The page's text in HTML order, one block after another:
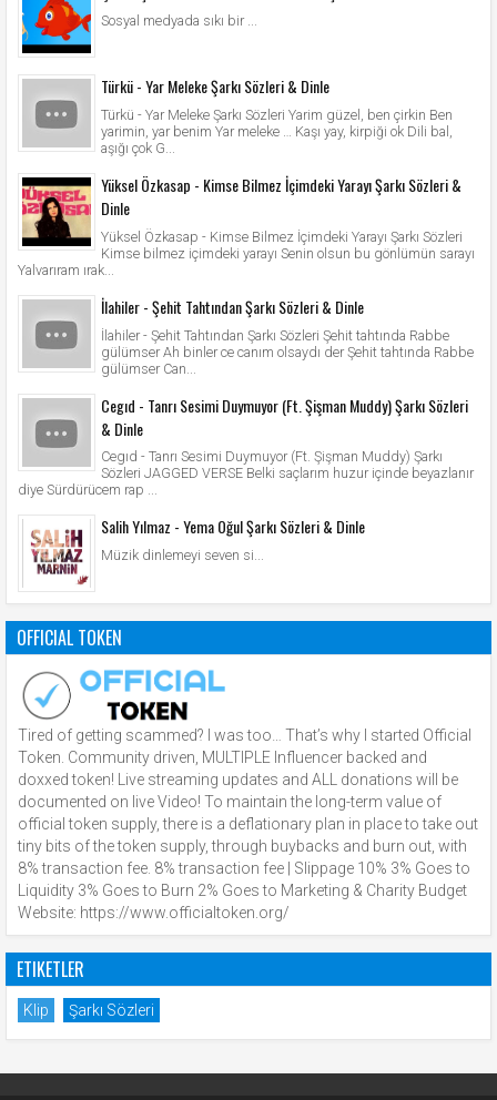
Sosyal medyada sıkı bir ...
Türkü - Yar Meleke Şarkı Sözleri & Dinle
Türkü - Yar Meleke Şarkı Sözleri Yarim güzel, ben çirkin Ben
yarimin, yar benim Yar meleke … Kaşı yay, kirpiği ok Dili bal,
aşığı çok G...
Yüksel Özkasap - Kimse Bilmez İçimdeki Yarayı Şarkı Sözleri &
Dinle
Yüksel Özkasap - Kimse Bilmez İçimdeki Yarayı Şarkı Sözleri
Kimse bilmez içimdeki yarayı Senin olsun bu gönlümün sarayı
Yalvarıram ırak...
İlahiler - Şehit Tahtından Şarkı Sözleri & Dinle
İlahiler - Şehit Tahtından Şarkı Sözleri Şehit tahtında Rabbe
gülümser Ah binler ce canım olsaydı der Şehit tahtında Rabbe
gülümser Can...
Cegıd - Tanrı Sesimi Duymuyor (Ft. Şişman Muddy) Şarkı Sözleri
& Dinle
Cegıd - Tanrı Sesimi Duymuyor (Ft. Şişman Muddy) Şarkı
Sözleri JAGGED VERSE Belki saçlarım huzur içinde beyazlanır
diye Sürdürücem rap ...
Salih Yılmaz - Yema Oğul Şarkı Sözleri & Dinle
Müzik dinlemeyi seven si...
OFFICIAL TOKEN
Tired of getting scammed? I was too… That’s why I started Official
Token. Community driven, MULTIPLE Influencer backed and
doxxed token! Live streaming updates and ALL donations will be
documented on live Video! To maintain the long-term value of
official token supply, there is a deflationary plan in place to take out
tiny bits of the token supply, through buybacks and burn out, with
8% transaction fee. 8% transaction fee | Slippage 10% 3% Goes to
Liquidity 3% Goes to Burn 2% Goes to Marketing & Charity Budget
Website: https://www.officialtoken.org/
ETIKETLER
Klip Şarkı Sözleri